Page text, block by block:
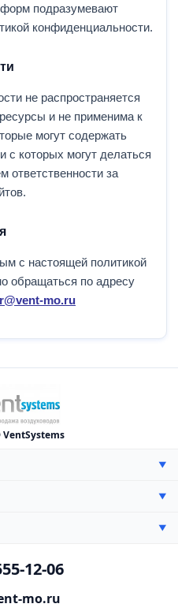
подразумевают
конфиденциальности.
не распространяется
и не применима к
могут содержать
с которых могут делаться
ответственности за
с настоящей политикой
обращаться по адресу
mo.ru
VentSystems
▼
▼
▼
12-06
mo.ru